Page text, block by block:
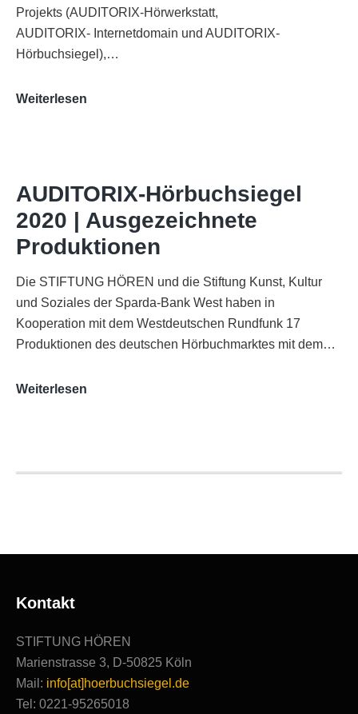
Projekts (AUDITORIX-Hörwerkstatt,
AUDITORIX- Internetdomain und AUDITORIX-
Hörbuchsiegel),…
Weiterlesen
Funkhaus
Köln
AUDITORIX-Hörbuchsiegel
2020 | Ausgezeichnete
Produktionen
Die STIFTUNG HÖREN und die Stiftung Kunst, Kultur
und Soziales der Sparda-Bank West haben in
Kooperation mit dem Westdeutschen Rundfunk 17
Produktionen des deutschen Hörbuchmarktes mit dem…
Weiterlesen
Ausgezeichnete
Kontakt
STIFTUNG HÖREN
Marienstrasse 3, D-50825 Köln
Mail: info[at]hoerbuchsiegel.de
Tel: 0221-95265018